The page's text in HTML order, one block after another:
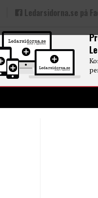
Ledarsidorna.se på